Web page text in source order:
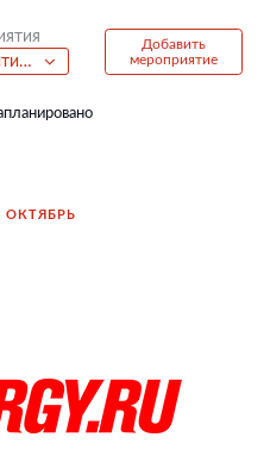
Открытие велосезона
Добавить
мероприятие
ОКТЯБРЬ